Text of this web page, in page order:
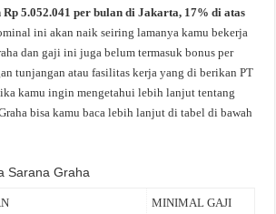
5.052.041 per bulan di Jakarta, 17% di atas
ini akan naik seiring lamanya kamu bekerja
dan gaji ini juga belum termasuk bonus per
tunjangan atau fasilitas kerja yang di berikan PT
kamu ingin mengetahui lebih lanjut tentang
bisa kamu baca lebih lanjut di tabel di bawah
Sarana Graha
MINIMAL GAJI